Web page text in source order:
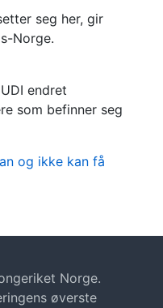
seg her, gir
Norge.
endret
som befinner seg
og ikke kan få
Norge.
øverste